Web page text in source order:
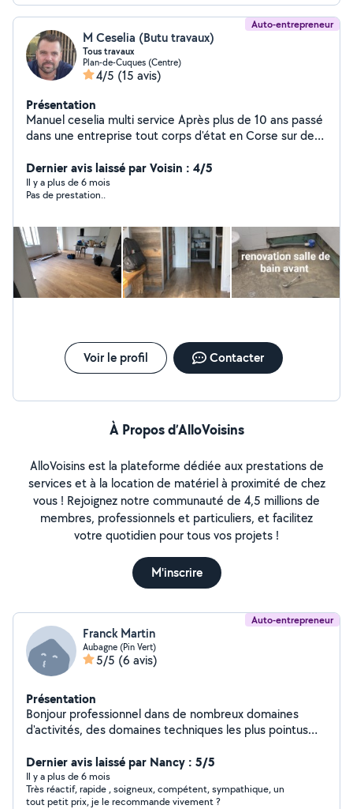
Auto-entrepreneur
M Ceselia (Butu travaux)
Tous travaux
Plan-de-Cuques (Centre)
4/5 (15 avis)
Présentation
Manuel ceselia multi service Après plus de 10 ans passé
dans une entreprise tout corps d'état en Corse sur des
de cabane
Dernier avis laissé par Voisin : 4/5
Il y a plus de 6 mois
Pas de prestation..
Voir le profil Contacter
À Propos d’AlloVoisins
AlloVoisins est la plateforme dédiée aux prestations de
services et à la location de matériel à proximité de chez
vous ! Rejoignez notre communauté de 4,5 millions de
membres, professionnels et particuliers, et facilitez
votre quotidien pour tous vos projets !
M'inscrire
Auto-entrepreneur
Franck Martin
Aubagne (Pin Vert)
5/5 (6 avis)
Présentation
Bonjour professionnel dans de nombreux domaines
d'activités, des domaines techniques les plus pointus
envergure, jusqu'à la formation dans l'ingénierie
technologique. N'hésitez pas à me contacter.
Dernier avis laissé par Nancy : 5/5
Il y a plus de 6 mois
Très réactif, rapide , soigneux, compétent, sympathique, un
tout petit prix, je le recommande vivement ?